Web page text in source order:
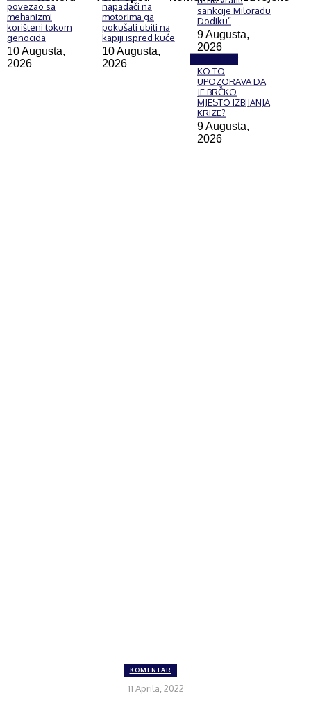
povezao sa
mehanizmi
korišteni tokom
genocida
10 Augusta,
2026
napadači na
motorima ga
pokušali ubiti na
kapiji ispred kuće
10 Augusta,
2026
sankcije Miloradu
Dodiku”
9 Augusta,
2026
KO TO
UPOZORAVA DA
JE BRČKO
MJESTO IZBIJANJA
KRIZE?
9 Augusta,
2026
KOMENTAR
11 Aprila, 2022